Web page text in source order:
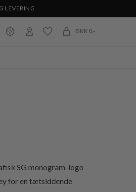
LEVERING
DKK 0,-
SG monogram-logo
for en tætsiddende